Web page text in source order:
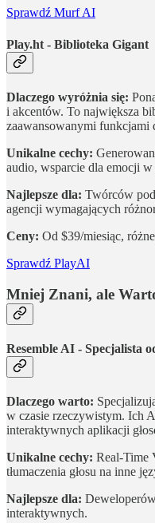
Sprawdź Murf AI
Play.ht - Biblioteka Gigant
Dlaczego wyróżnia się:
i akcentów. To największa
zaawansowanymi funkcjami
Unikalne cechy:
audio, wsparcie dla emocji w
Najlepsze dla: Twórców
agencji wymagających
Ceny: Od $39/miesiąc,
Sprawdź PlayAI
Mniej Znani, ale
Resemble AI - Specjalista
Dlaczego warto:
w czasie rzeczywistym. Ich
interaktywnych aplikacji
Unikalne cechy: Real-Time
tłumaczenia głosu na inne
Najlepsze dla:
interaktywnych.